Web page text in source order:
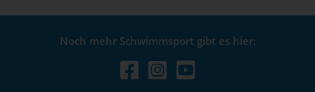
Noch mehr Schwimmsport gibt es hier: